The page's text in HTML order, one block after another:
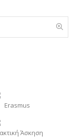
Erasmus
Άσκηση